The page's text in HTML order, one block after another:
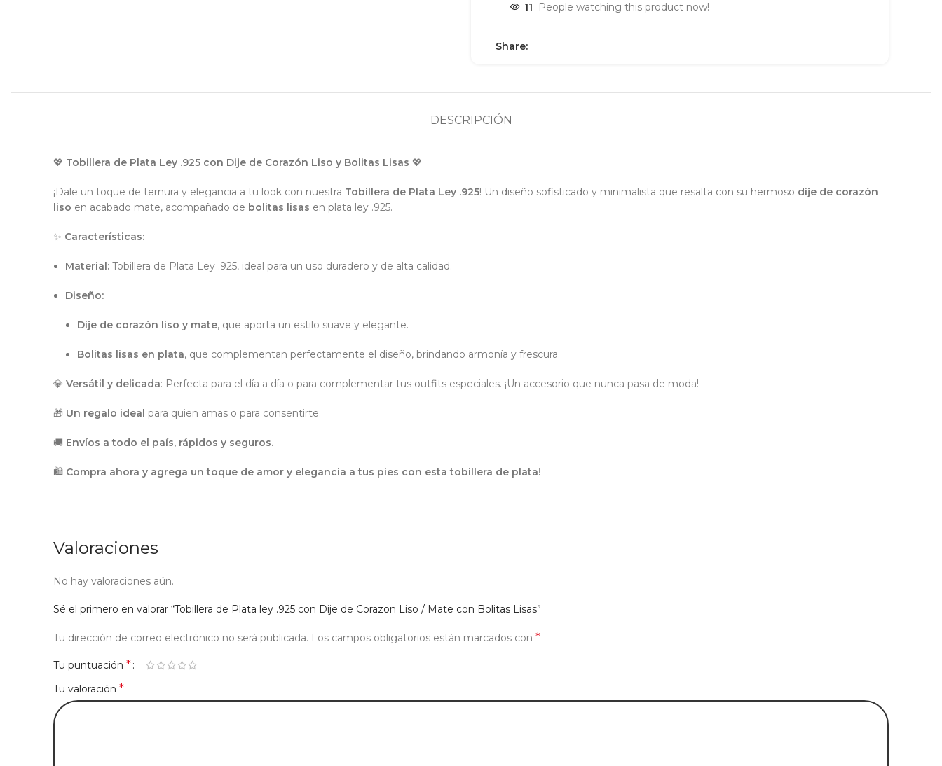
11 People watching this product now!
Share:
DESCRIPCIÓN
💖 Tobillera de Plata Ley .925 con Dije de Corazón Liso y Bolitas Lisas 💖
¡Dale un toque de ternura y elegancia a tu look con nuestra Tobillera de Plata Ley .925! Un diseño sofisticado y minimalista que resalta con su hermoso dije de corazón
liso en acabado mate, acompañado de bolitas lisas en plata ley .925.
✨ Características:
Material: Tobillera de Plata Ley .925, ideal para un uso duradero y de alta calidad.
Diseño:
Dije de corazón liso y mate, que aporta un estilo suave y elegante.
Bolitas lisas en plata, que complementan perfectamente el diseño, brindando armonía y frescura.
💎 Versátil y delicada: Perfecta para el día a día o para complementar tus outfits especiales. ¡Un accesorio que nunca pasa de moda!
🎁 Un regalo ideal para quien amas o para consentirte.
🚚 Envíos a todo el país, rápidos y seguros.
🛍 Compra ahora y agrega un toque de amor y elegancia a tus pies con esta tobillera de plata!
Valoraciones
No hay valoraciones aún.
Sé el primero en valorar “Tobillera de Plata ley .925 con Dije de Corazon Liso / Mate con Bolitas Lisas”
Tu dirección de correo electrónico no será publicada. Los campos obligatorios están marcados con *
Tu puntuación *
Tu valoración *